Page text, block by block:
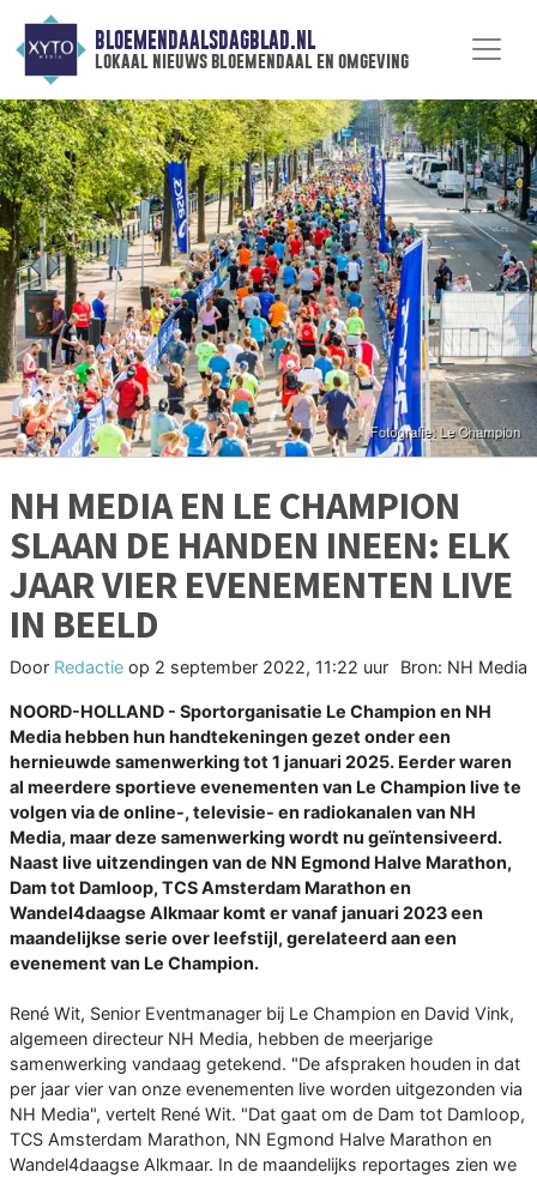
BLOEMENDAALSDAGBLAD.NL
lokaal nieuws bloemendaal en omgeving
NH MEDIA EN LE CHAMPION
SLAAN DE HANDEN INEEN: ELK
JAAR VIER EVENEMENTEN LIVE
IN BEELD
Door Redactie op 2 september 2022, 11:22 uur Bron: NH Media
NOORD-HOLLAND - Sportorganisatie Le Champion en NH
Media hebben hun handtekeningen gezet onder een
hernieuwde samenwerking tot 1 januari 2025. Eerder waren
al meerdere sportieve evenementen van Le Champion live te
volgen via de online-, televisie- en radiokanalen van NH
Media, maar deze samenwerking wordt nu geïntensiveerd.
Naast live uitzendingen van de NN Egmond Halve Marathon,
Dam tot Damloop, TCS Amsterdam Marathon en
Wandel4daagse Alkmaar komt er vanaf januari 2023 een
maandelijkse serie over leefstijl, gerelateerd aan een
evenement van Le Champion.
René Wit, Senior Eventmanager bij Le Champion en David Vink,
algemeen directeur NH Media, hebben de meerjarige
samenwerking vandaag getekend. "De afspraken houden in dat
per jaar vier van onze evenementen live worden uitgezonden via
NH Media", vertelt René Wit. "Dat gaat om de Dam tot Damloop,
TCS Amsterdam Marathon, NN Egmond Halve Marathon en
Wandel4daagse Alkmaar. In de maandelijks reportages zien we